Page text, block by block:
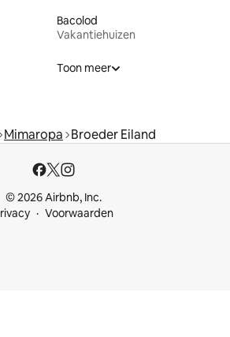
Bacolod
Vakantiehuizen
Toon meer
Mimaropa Broeder Eiland
© 2026 Airbnb, Inc.
Voorwaarden